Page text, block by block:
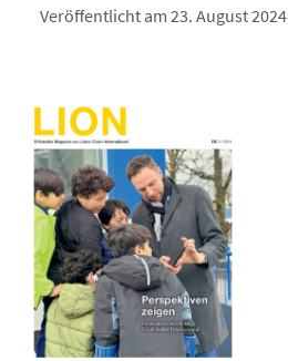
Veröffentlicht am 23. August 2024